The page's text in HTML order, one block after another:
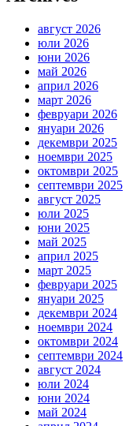
август 2026
юли 2026
юни 2026
май 2026
април 2026
март 2026
февруари 2026
януари 2026
декември 2025
ноември 2025
октомври 2025
септември 2025
август 2025
юли 2025
юни 2025
май 2025
април 2025
март 2025
февруари 2025
януари 2025
декември 2024
ноември 2024
октомври 2024
септември 2024
август 2024
юли 2024
юни 2024
май 2024